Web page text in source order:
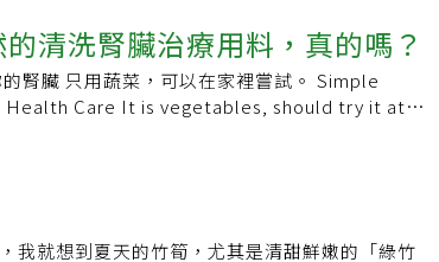
療法，神的指引
體（肢體協調性、睡眠）及海馬迴（情緒），不會
、情緒穩定及認知能力。但可不是鮮採幾葉沖泡就
效。
排骨酥1斤、白蘿蔔1條、蔥1根、香菜少許作法：1.
，放在燜燒鍋內鍋煮。2.蔥切3段。取一炒鍋，放1
1。此步驟可增加湯頭的香味。3.另煮一鍋水，水滾
起，放進作法1，此步驟去除排骨酥多餘的油。4.
麵輪食材：白蘿蔔半條、麵輪1包（約150g，購自雜
2個、青江菜1把作法：1.麵輪放在鍋中以大火蒸15
蘿蔔削皮切塊。3.麵輪蒸熟後泡冷水，擠出多餘的
量。食材：蘆筍150克、山藥300克、酪梨300克、
1/2隻、枸杞10克、牛番茄2顆、白煮蛋2顆蔬果醬
200克、香吉士1顆、薑10克、醬油1大匙、鹽1小
作法：1. 蘆筍切小段、山藥切條狀、酪梨切小塊、
內並打成泥。4. 將以上的食材擺盤，再淋灑適量的
間。TIP打成泥後的蔬果醬，可再視個人口味，調整
乾淨的瓶子裡，冷藏保存一個星期左右。油蔥彩蔬
，葉子營養價值不比莖低。芹菜根莖跟芹菜葉營養
其水分含量為95.4g、蛋白質為1.2g、碳水化合物含
維生素C含量為8mg、鈣為80mg；每百克芹菜葉
質為2.6g、碳水化合物含量為5.9g、膳食纖維為
鈣為40mg。很明顯芹菜葉子的營養價值並不比芹
來做湯或者是在燉肉的時候放上點嫩嫩的芹菜葉，
但營養師提醒，吃芹菜時要注意不要放入過多的
分可以達到159mg；每百克芹菜葉中的鈉成分可以
清洗腎臟治療用料，真的嗎？
should try it at
unwanted entering our body. With time, the
to undergo cleaning treatments. 經過多年
除鹽，毒素及所有不需物進入我們的身體。隨著時
我就想到夏天的竹筍，尤其是清甜鮮嫩的「綠竹